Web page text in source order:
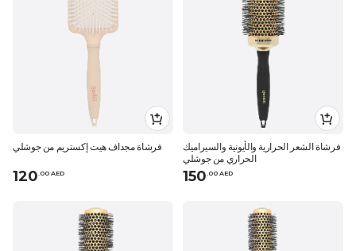
فرشاة مجداف هيت إكستريم من جوشلي
120.00 AED
فرشاة الشعر الحرارية والأيونية والسيراميك
الحراري من جوشلي
150.00 AED